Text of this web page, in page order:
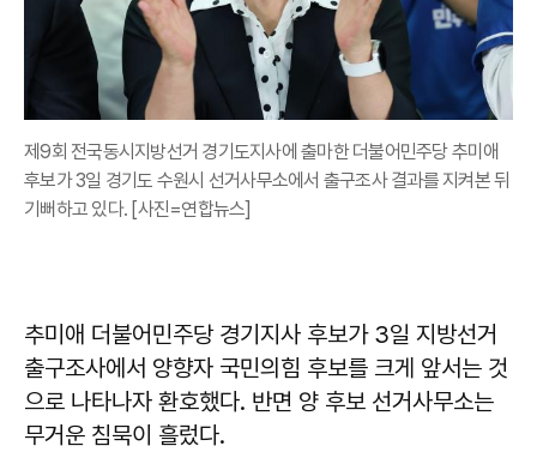
제9회 전국동시지방선거 경기도지사에 출마한 더불어민주당 추미애
후보가 3일 경기도 수원시 선거사무소에서 출구조사 결과를 지켜본 뒤
기뻐하고 있다. [사진=연합뉴스]
추미애 더불어민주당 경기지사 후보가 3일 지방선거
출구조사에서 양향자 국민의힘 후보를 크게 앞서는 것
으로 나타나자 환호했다. 반면 양 후보 선거사무소는
무거운 침묵이 흘렀다.